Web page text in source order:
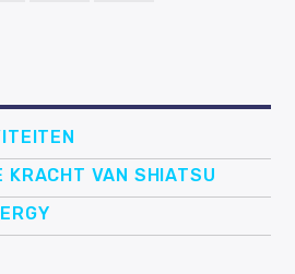
KRACHT VAN SHIATSU